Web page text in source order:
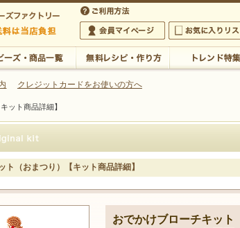
の専門店
ズファクトリー 5,000円以上のご注文で送料は当店が負担いた
のご注文で送料は当店が負担いたします
会員マイページ
お気に入りリスト
クレジットカードをお使いの方へ
ット商品詳細】
ト（おまつり）【キット商品詳細】
おでかけブローチキット